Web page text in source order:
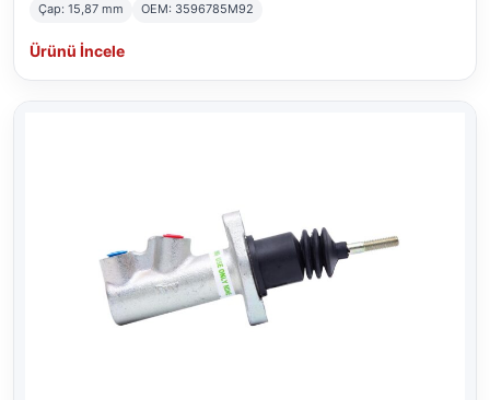
Çap: 15,87 mm OEM: 3596785M92
Ürünü İncele